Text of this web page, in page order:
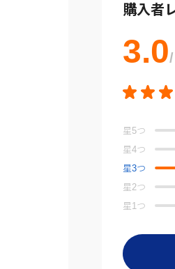
購入者
3.0
星 5つ
星4つ
星3つ
星 2つ
星 1つ